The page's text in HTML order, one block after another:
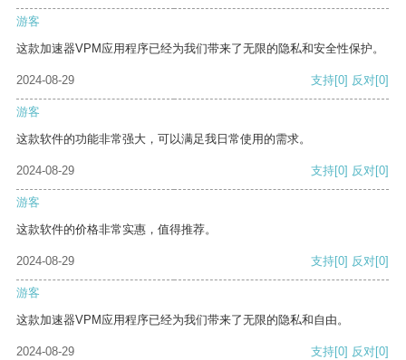
游客
这款加速器VPM应用程序已经为我们带来了无限的隐私和安全性保护。
2024-08-29 支持[0] 反对[0]
游客
这款软件的功能非常强大，可以满足我日常使用的需求。
2024-08-29 支持[0] 反对[0]
游客
这款软件的价格非常实惠，值得推荐。
2024-08-29 支持[0] 反对[0]
游客
这款加速器VPM应用程序已经为我们带来了无限的隐私和自由。
2024-08-29 支持[0] 反对[0]